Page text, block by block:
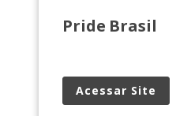
Pride Brasil
Acessar Site